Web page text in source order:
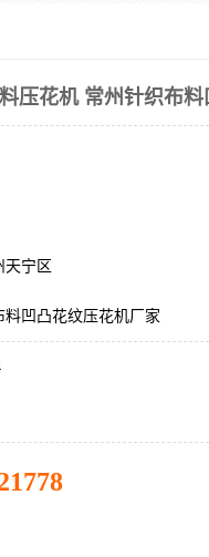
压花机 常州针织布
天宁区
料凹凸花纹压花机厂家